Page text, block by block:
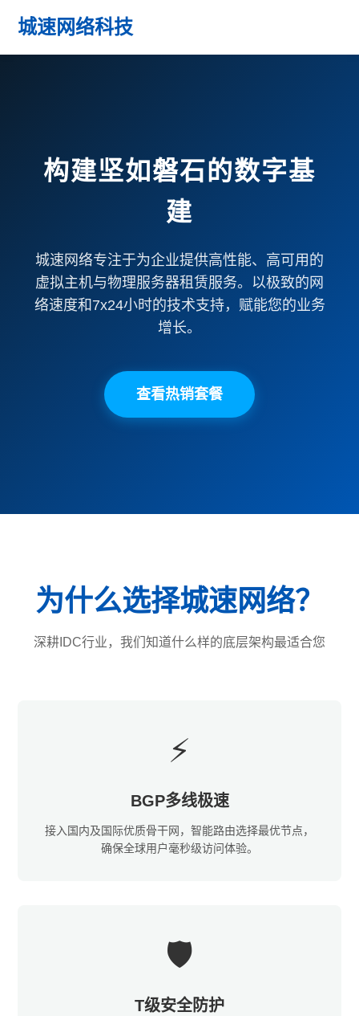
城速网络科技
构建坚如磐石的数字基
建
城速网络专注于为企业提供高性能、高可用的
虚拟主机与物理服务器租赁服务。以极致的网
络速度和7x24小时的技术支持，赋能您的业务
增长。
查看热销套餐
为什么选择城速网络？
深耕IDC行业，我们知道什么样的底层架构最适合您
⚡
BGP多线极速
接入国内及国际优质骨干网，智能路由选择最优节点，
确保全球用户毫秒级访问体验。
🛡️
T级安全防护